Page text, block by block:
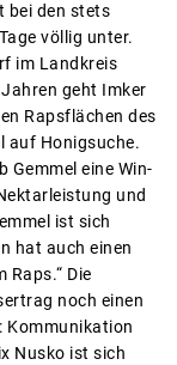
bei den stets
völlig unter.
im Landkreis
geht Imker
Rapsflächen des
auf Honigsuche.
Gemmel eine Win-
und
ist sich
hat auch einen
Die
noch einen
Kommunikation
Nusko ist sich